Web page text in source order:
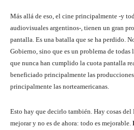
Más allá de eso, el cine principalmente -y
audiovisuales argentinos-, tienen un gran
pantalla. Es una batalla que se ha perdido.
Gobierno, sino que es un problema de todas
que nunca han cumplido la cuota pantalla
beneficiado principalmente las
principalmente las norteamericanas.
Esto hay que decirlo también. Hay cosas
mejorar y no es de ahora: todo es mejorable.